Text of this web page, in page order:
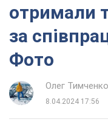
отримали
за
Фото
Олег Тимченко
8.04.2024 17:56